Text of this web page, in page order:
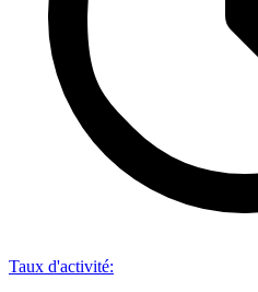
Taux d'activité: